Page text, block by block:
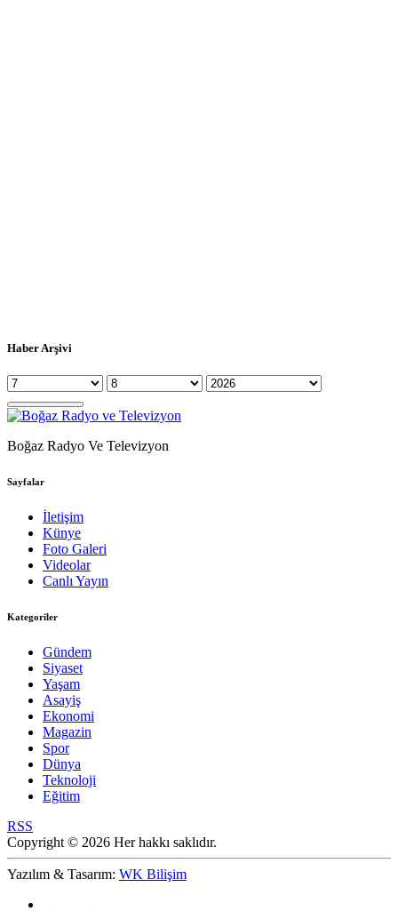
Haber Arşivi
Boğaz Radyo Ve Televizyon
Sayfalar
İletişim
Künye
Foto Galeri
Videolar
Canlı Yayın
Kategoriler
Gündem
Siyaset
Yaşam
Asayiş
Ekonomi
Magazin
Spor
Dünya
Teknoloji
Eğitim
RSS
Copyright © 2026 Her hakkı saklıdır.
Yazılım & Tasarım: WK Bilişim